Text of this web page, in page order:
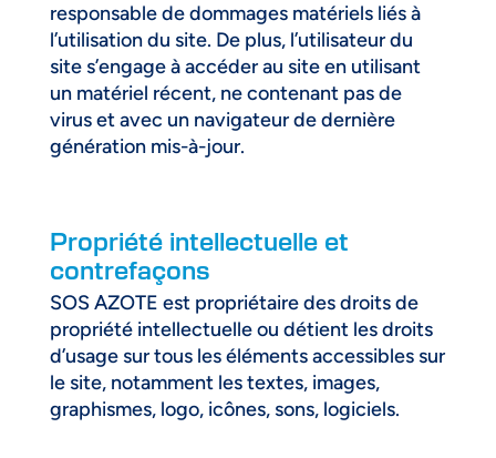
responsable de dommages matériels liés à
l’utilisation du site. De plus, l’utilisateur du
site s’engage à accéder au site en utilisant
un matériel récent, ne contenant pas de
virus et avec un navigateur de dernière
génération mis-à-jour.
Propriété intellectuelle et
contrefaçons
SOS AZOTE est propriétaire des droits de
propriété intellectuelle ou détient les droits
d’usage sur tous les éléments accessibles sur
le site, notamment les textes, images,
graphismes, logo, icônes, sons, logiciels.